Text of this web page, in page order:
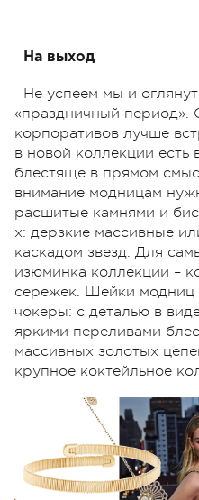
На выход
Не успеем мы и
«праздничный период».
корпоративов лучше
в новой коллекции есть
блестяще в прямом
внимание модницам
расшитые камнями и
х: дерзкие массивные
каскадом звезд. Для
изюминка коллекции –
сережек. Шейки модниц
чокеры: с деталью в
яркими переливами
массивных золотых
крупное коктейльное